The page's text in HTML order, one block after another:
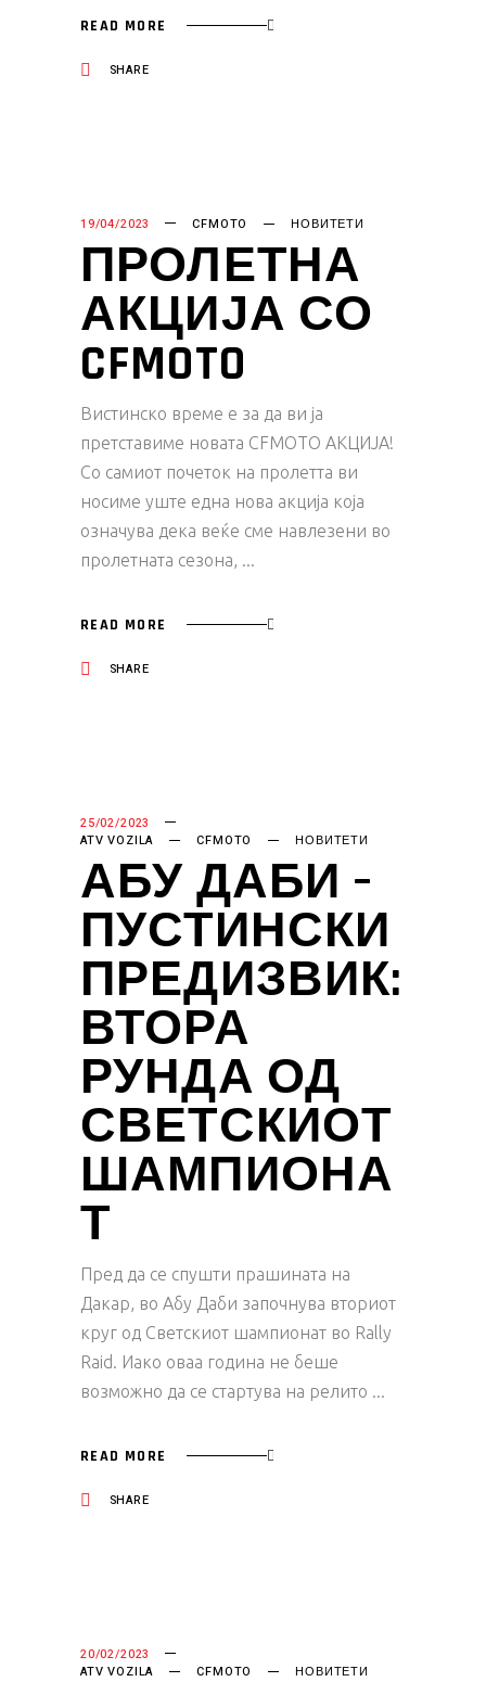
READ MORE
SHARE
19/04/2023 CFMOTO НОВИТЕТИ
ПРОЛЕТНА
АКЦИЈА СО
CFMOTO
Вистинско време е за да ви ја
претставиме новата CFMOTO АКЦИЈА!
Со самиот почеток на пролетта ви
носиме уште една нова акција која
означува дека веќе сме навлезени во
пролетната сезона,
READ MORE
SHARE
25/02/2023
ATV VOZILA
CFMOTO НОВИТЕТИ
АБУ ДАБИ –
ПУСТИНСКИ
ПРЕДИЗВИК:
ВТОРА
РУНДА ОД
СВЕТСКИОТ
ШАМПИОНА
Т
Пред да се спушти прашината на
Дакар, во Абу Даби започнува вториот
круг од Светскиот шампионат во Rally
Raid. Иако оваа година не беше
возможно да се стартува на релито
READ MORE
SHARE
20/02/2023
ATV VOZILA
CFMOTO НОВИТЕТИ